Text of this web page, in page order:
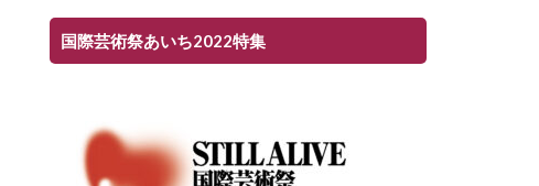
国際芸術祭あいち2022特集